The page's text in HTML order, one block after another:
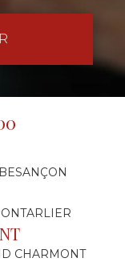
CHARMONT